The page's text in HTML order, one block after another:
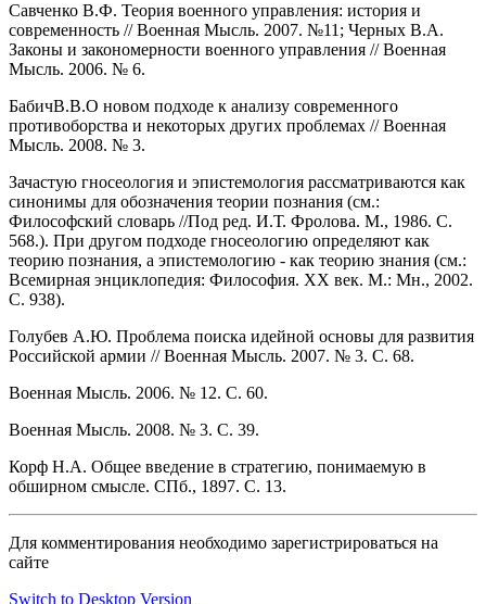
Савченко В.Ф. Теория военного управления: история и
современность // Военная Мысль. 2007. №11; Черных В.А.
Законы и закономерности военного управления // Военная
Мысль. 2006. № 6.
БабичВ.В.О новом подходе к анализу современного
противоборства и некоторых других проблемах // Военная
Мысль. 2008. № 3.
Зачастую гносеология и эпистемология рассматриваются как
синонимы для обозначения теории познания (см.:
Философский словарь //Под ред. И.Т. Фролова. М., 1986. С.
568.). При другом подходе гносеологию определяют как
теорию познания, а эпистемологию - как теорию знания (см.:
Всемирная энциклопедия: Философия. XX век. М.: Мн., 2002.
С. 938).
Голубев А.Ю. Проблема поиска идейной основы для развития
Российской армии // Военная Мысль. 2007. № 3. С. 68.
Военная Мысль. 2006. № 12. С. 60.
Военная Мысль. 2008. № 3. С. 39.
Корф Н.А. Общее введение в стратегию, понимаемую в
обширном смысле. СПб., 1897. С. 13.
Для комментирования необходимо зарегистрироваться на
сайте
Switch to Desktop Version